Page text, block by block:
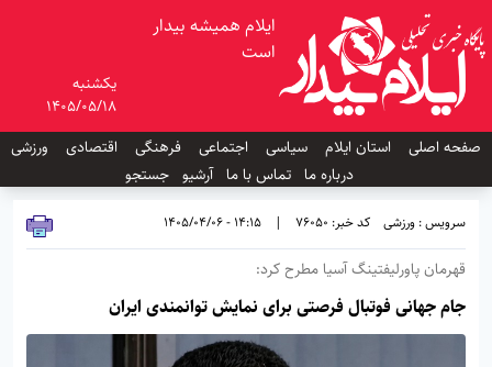
ایلام همیشه بیدار
است
یکشنبه
1405/05/18
صفحه اصلی
استان ایلام سیاسی اجتماعی فرهنگی اقتصادی
ورزشی
درباره ما تماس با ما آرشیو جستجو
سرویس : ورزشی کد خبر: 76050 |
14:15 - 1405/04/06
قهرمان پاورلیفتینگ آسیا مطرح کرد:
جام جهانی فوتبال فرصتی برای نمایش توانمندی ایران